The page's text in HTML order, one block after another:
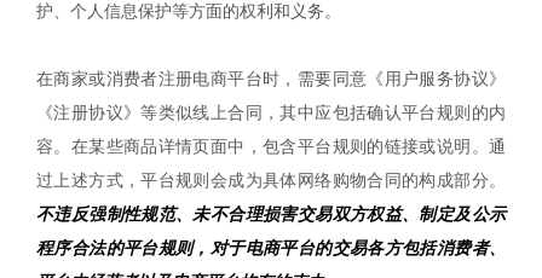
护、个人信息保护等方面的权利和义务。
在商家或消费者注册电商平台时，需要同意《用户服务协议》
《注册协议》等类似线上合同，其中应包括确认平台规则的内
容。在某些商品详情页面中，包含平台规则的链接或说明。通
过上述方式，平台规则会成为具体网络购物合同的构成部分。
不违反强制性规范、未不合理损害交易双方权益、制定及公示
程序合法的平台规则，对于电商平台的交易各方包括消费者、